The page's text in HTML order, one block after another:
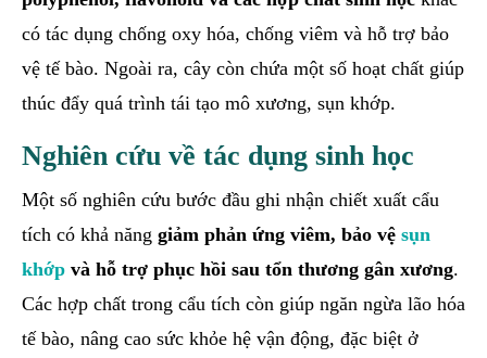
có tác dụng chống oxy hóa, chống viêm và hỗ trợ bảo
vệ tế bào. Ngoài ra, cây còn chứa một số hoạt chất giúp
thúc đẩy quá trình tái tạo mô xương, sụn khớp.
Nghiên cứu về tác dụng sinh học
Một số nghiên cứu bước đầu ghi nhận chiết xuất cẩu
tích có khả năng giảm phản ứng viêm, bảo vệ sụn
khớp và hỗ trợ phục hồi sau tổn thương gân xương.
Các hợp chất trong cẩu tích còn giúp ngăn ngừa lão hóa
tế bào, nâng cao sức khỏe hệ vận động, đặc biệt ở